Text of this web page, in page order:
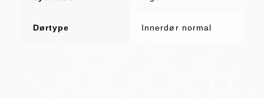
Dørtype Innerdør normal